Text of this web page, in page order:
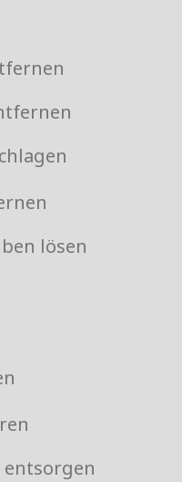
lösen